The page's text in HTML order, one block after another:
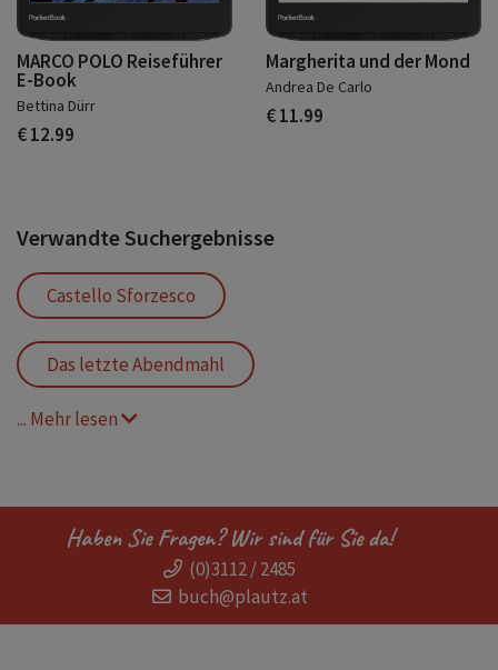
MARCO POLO Reiseführer
E-Book
Bettina Dürr
€ 12.99
Margherita und der Mond
Andrea De Carlo
€ 11.99
Verwandte Suchergebnisse
Castello Sforzesco
Das letzte Abendmahl
Dom Santa Maria Nascente
Galleria Vittorio Emanuele
Galleria Vittorio Emanuele II
... Mehr lesen
Haben Sie Fragen? Wir sind für Sie da!
(0)3112 / 2485
buch@plautz.at